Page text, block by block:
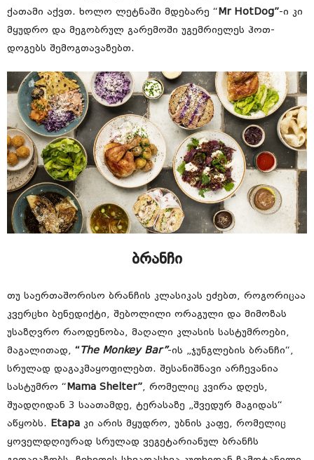
ქათამი აქვთ. ხოლო ლეტნაში მდებარე “ Mr HotDog”-ი კი
მყუდრო და მეგობრულ გარემოში უგემრიელეს ჰოთ-
დოგებს შემოგთავაზებთ.
ბრანჩი
თუ საერთაშორისო ბრანჩის კლასიკას ეძებთ, როგორიცაა
კვერცხი ბენედიქტი, შებოლილი ორაგული და მიმოზას
უსაზღვრო რაოდენობა, მაღალი კლასის სასტუმროები,
მაგალითად, “ The Monkey Bar”-ის „ჯუნგლების ბრანჩი“,
სრულად დაგაკმაყოფილებთ. შესანიშნავი არჩევანია
სასტუმრო “ Mama Shelter” , რომელიც კვირა დღეს,
შუადღიდან 3 საათამდე, ტერასაზე „შვედურ მაგიდას“
აწყობს.
Etapa კი არის მყუდრო, უბნის კაფე, რომელიც
ყოველდღიურად სრულად ვეგეტარიანულ ბრანჩს